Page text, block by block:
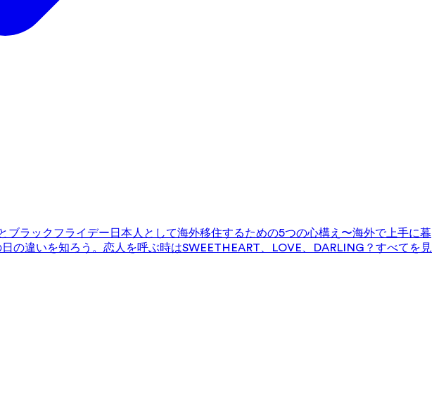
ブラックフライデー 日本人として海外移住するための5つの心構え〜海外で上手に暮
の違いを知ろう。 恋人を呼ぶ時はSWEETHEART、LOVE、DARLING？ すべてを見